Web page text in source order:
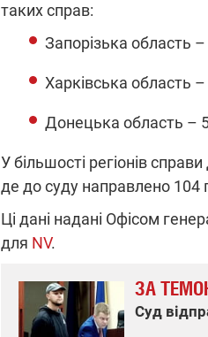
таких справ:
Запорізька область
Харківська область
Донецька область –
У більшості регіонів
де до суду направлено
Ці дані надані Офісом
для NV.
ЗА
Суд